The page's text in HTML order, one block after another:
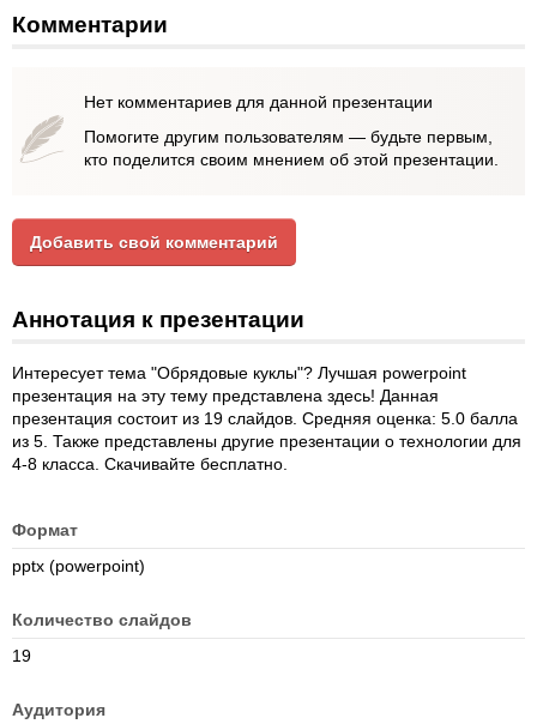
Комментарии
Нет комментариев для данной презентации
Помогите другим пользователям — будьте первым,
кто поделится своим мнением об этой презентации.
Добавить свой комментарий
Аннотация к презентации
Интересует тема "Обрядовые куклы"? Лучшая powerpoint
презентация на эту тему представлена здесь! Данная
презентация состоит из 19 слайдов. Средняя оценка: 5.0 балла
из 5. Также представлены другие презентации о технологии для
4-8 класса. Скачивайте бесплатно.
Формат
pptx (powerpoint)
Количество слайдов
19
Аудитория